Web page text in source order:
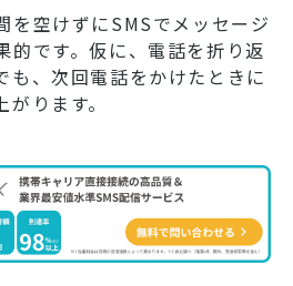
を空けずにSMSでメッセージ
的です。仮に、電話を折り返
も、次回電話をかけたときに
ります。